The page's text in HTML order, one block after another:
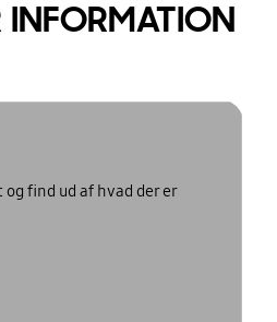
INFORMATION
find ud af hvad der er